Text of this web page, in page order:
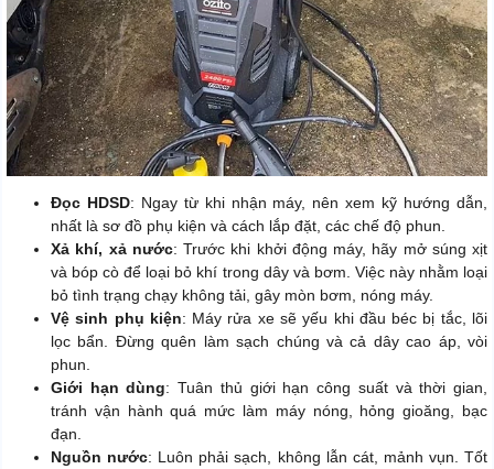
Đọc HDSD: Ngay từ khi nhận máy, nên xem kỹ hướng dẫn,
nhất là sơ đồ phụ kiện và cách lắp đặt, các chế độ phun.
Xả khí, xả nước: Trước khi khởi động máy, hãy mở súng xịt
và bóp cò để loại bỏ khí trong dây và bơm. Việc này nhằm loại
bỏ tình trạng chạy không tải, gây mòn bơm, nóng máy.
Vệ sinh phụ kiện: Máy rửa xe sẽ yếu khi đầu béc bị tắc, lõi
lọc bẩn. Đừng quên làm sạch chúng và cả dây cao áp, vòi
phun.
Giới hạn dùng: Tuân thủ giới hạn công suất và thời gian,
tránh vận hành quá mức làm máy nóng, hỏng gioăng, bạc
đạn.
Nguồn nước: Luôn phải sạch, không lẫn cát, mảnh vụn. Tốt